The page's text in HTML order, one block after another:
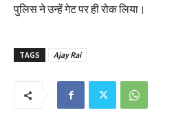
पुलिस ने उन्हें गेट पर ही रोक लिया।
TAGS Ajay Rai